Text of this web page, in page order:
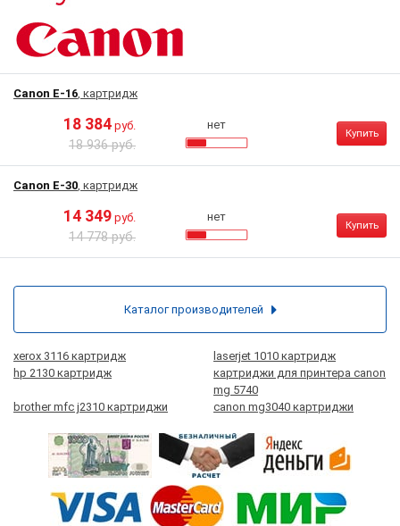
Canon E-16, картридж
18 384 руб.
18 936 руб.
нет
Купить
Canon E-30, картридж
14 349 руб.
14 778 руб.
нет
Купить
xerox 3116 картридж
laserjet 1010 картридж
hp 2130 картридж
картриджи для принтера canon
mg 5740
brother mfc j2310 картриджи
canon mg3040 картриджи